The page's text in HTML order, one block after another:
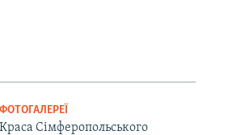
ФОТОГАЛЕРЕЇ
Краса Сімферопольського